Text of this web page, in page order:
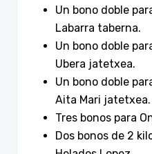
Un bono doble
Labarra taberna.
Un bono doble
Ubera jatetxea.
Un bono doble
Aita Mari jatetxea.
Tres bonos para
Dos bonos de 2